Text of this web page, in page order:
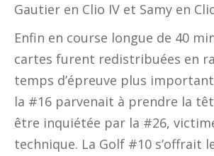
Gautier en Clio IV et Samy en
Enfin en course longue de 40
cartes furent redistribuées en
temps d’épreuve plus
la #16 parvenait à prendre la
être inquiétée par la #26,
technique. La Golf #10 s’offrait